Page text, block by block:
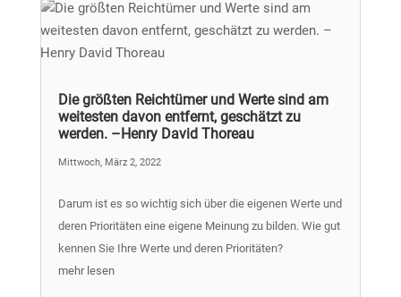
Die größten Reichtümer und Werte sind am
weitesten davon entfernt, geschätzt zu
werden. –Henry David Thoreau
Mittwoch, März 2, 2022
Darum ist es so wichtig sich über die eigenen Werte und
deren Prioritäten eine eigene Meinung zu bilden. Wie gut
kennen Sie Ihre Werte und deren Prioritäten?
mehr lesen